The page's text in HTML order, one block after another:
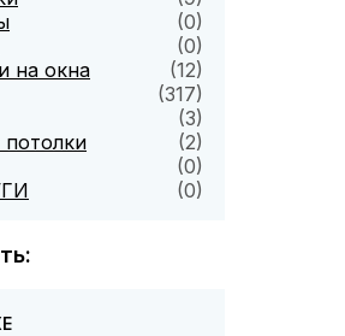
(0)
(0)
на окна
(12)
(317)
(3)
(2)
(0)
(0)